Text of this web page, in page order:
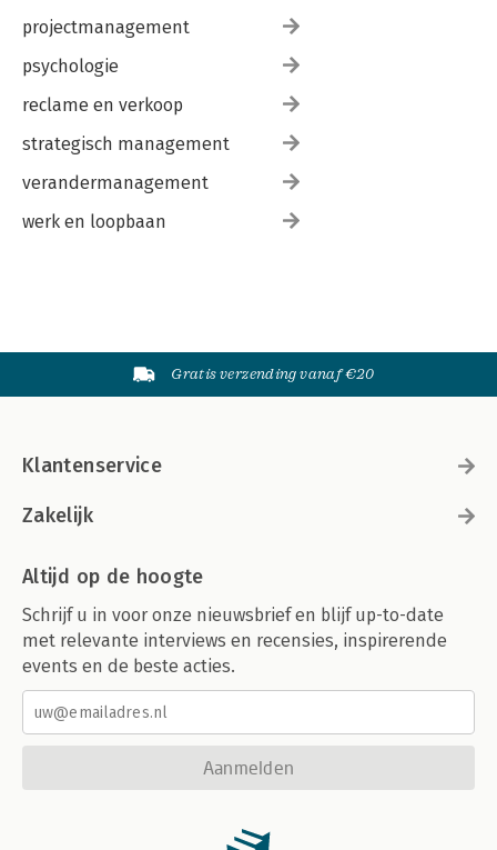
projectmanagement
psychologie
reclame en verkoop
strategisch management
verandermanagement
werk en loopbaan
Gratis verzending vanaf €20
Klantenservice
Zakelijk
Altijd op de hoogte
Schrijf u in voor onze nieuwsbrief en blijf up-to-date
met relevante interviews en recensies, inspirerende
events en de beste acties.
Aanmelden